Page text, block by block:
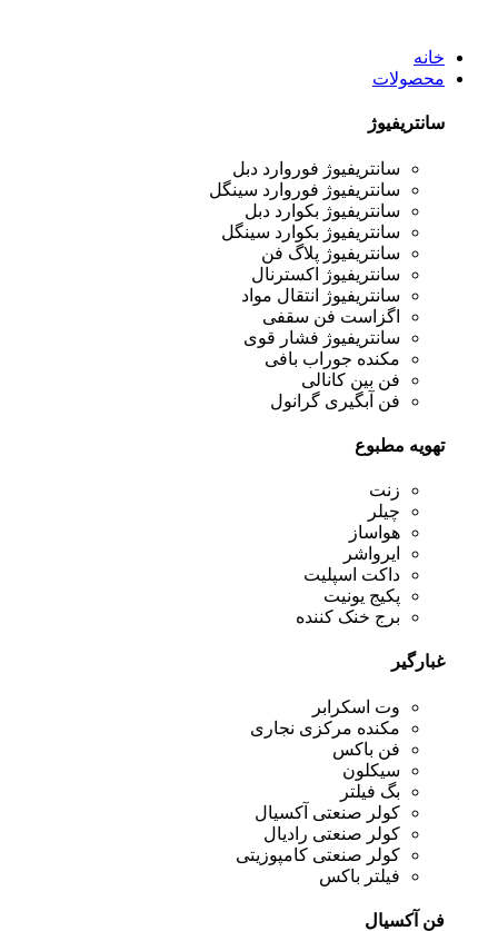
خانه
محصولات
سانتریفیوژ
سانتریفیوژ فوروارد دبل
سانتریفیوژ فوروارد سینگل
سانتریفیوژ بکوارد دبل
سانتریفیوژ بکوارد سینگل
سانتریفیوژ پلاگ فن
سانتریفیوژ اکسترنال
سانتریفیوژ انتقال مواد
اگزاست فن سقفی
سانتریفیوژ فشار قوی
مکنده جوراب بافی
فن بین کانالی
فن آبگیری گرانول
تهویه مطبوع
زنت
چیلر
هواساز
ایرواشر
داکت اسپلیت
پکیج یونیت
برج خنک کننده
غبارگیر
وت اسکرابر
مکنده مرکزی نجاری
فن باکس
سیکلون
بگ فیلتر
کولر صنعتی آکسیال
کولر صنعتی رادیال
کولر صنعتی کامپوزیتی
فیلتر باکس
فن آکسیال